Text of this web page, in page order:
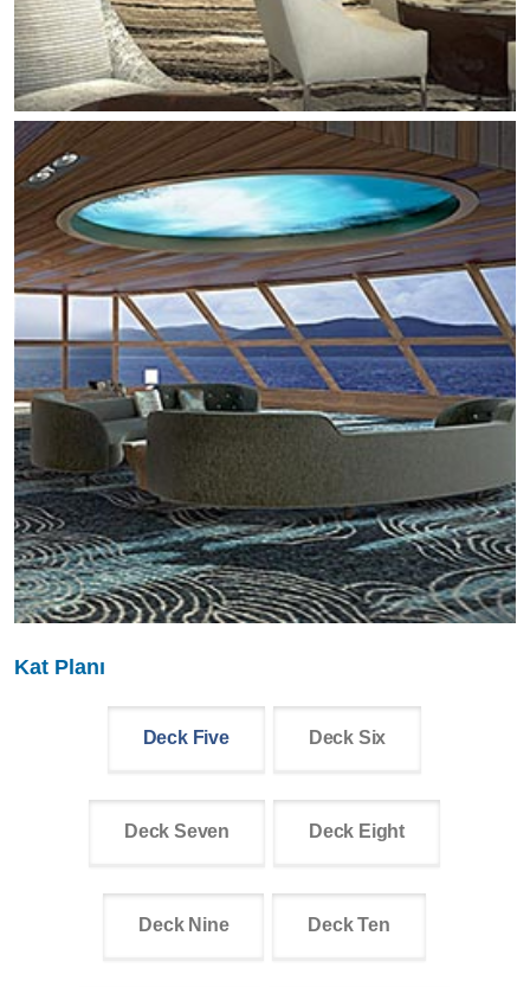
Kat Planı
Deck Five Deck Six
Deck Seven Deck Eight
Deck Nine Deck Ten